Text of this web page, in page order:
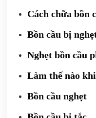
Cách chữa bồn
Bồn cầu bị
Nghẹt bồn cầu
Làm thế nào
Bồn cầu nghẹt